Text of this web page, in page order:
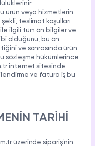
ürün veya hizmetlerin
teslimat koşulları
ilgili tüm ön bilgiler ve
olduğunu, bu ön
ve sonrasında ürün
sözleşme hükümlerince
internet sitesinde
ve fatura iş bu
TARİHİ
üzerinde siparişinin